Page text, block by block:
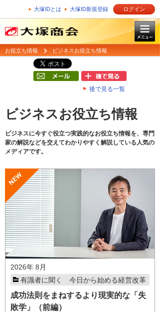
大塚IDとは 大塚ID新規登録 ログイン
お役立ち情報 ビジネスお役立ち情報
後で見る一覧
ビジネスお役立ち情報
ビジネスに今すぐ役立つ実践的なお役立ち情報を、専門
家の解説などを交えてわかりやすく解説している人気の
メディアです。
2026年 8月
有識者に聞く 今日から始める経営改革
成功法則をまねするより現実的な「失
敗学」（前編）